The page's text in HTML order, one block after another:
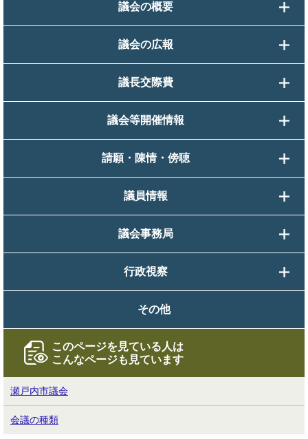
議会の概要
議会の広報
議長交際費
議会等開催情報
請願・陳情・傍聴
議員情報
議会事務局
行政視察
その他
このページを見ている人は
こんなページも見ています
瀬戸内市議会
会議の種類